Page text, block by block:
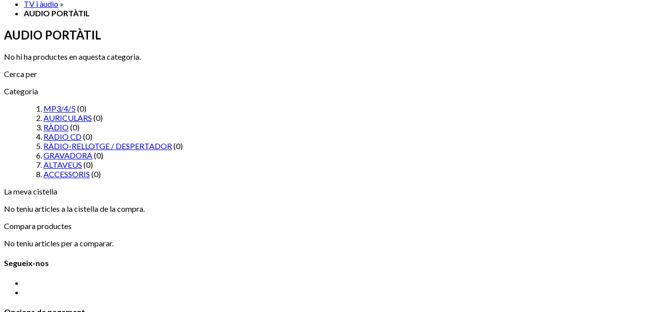
TV i àudio »
AUDIO PORTÀTIL
AUDIO PORTÀTIL
No hi ha productes en aquesta categoria.
Cerca per
Categoria
MP3/4/5(0)
AURICULARS (0)
RÀDIO(0)
RADIO CD(0)
RÀDIO-RELLOTGE / DESPERTADOR (0)
GRAVADORA (0)
ALTAVEUS (0)
ACCESSORIS (0)
La meva cistella
No teniu articles a la cistella de la compra.
Compara productes
No teniu articles per a comparar.
Segueix-nos